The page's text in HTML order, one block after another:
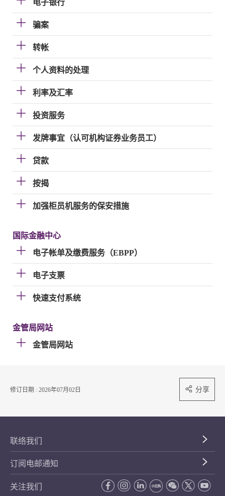
电子银行
骗案
转帐
个人资料的处理
利率及汇率
投资服务
发牌事宜（认可机构证券业务员工）
贷款
按揭
加强柜员机服务的保安措施
国际金融中心
电子帐单及缴费服务（EBPP）
电子支票
快速支付系统
金管局网站
金管局网站
修订日期 : 2026年07月02日 分享
联络我们
订阅电邮通知
关注我们